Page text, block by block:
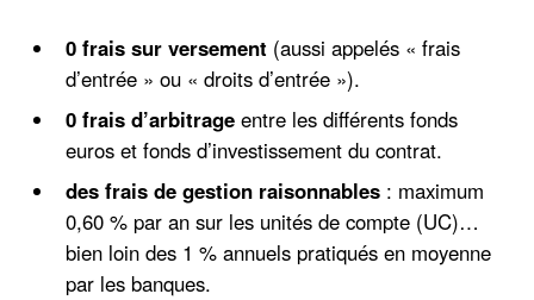
0 frais sur versement (aussi appelés « frais
d’entrée » ou « droits d’entrée »).
0 frais d’arbitrage entre les différents fonds
euros et fonds d’investissement du contrat.
des frais de gestion raisonnables : maximum
0,60 % par an sur les unités de compte (UC)…
bien loin des 1 % annuels pratiqués en moyenne
par les banques.